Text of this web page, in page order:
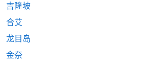
吉隆坡
合艾
龙目岛
金奈